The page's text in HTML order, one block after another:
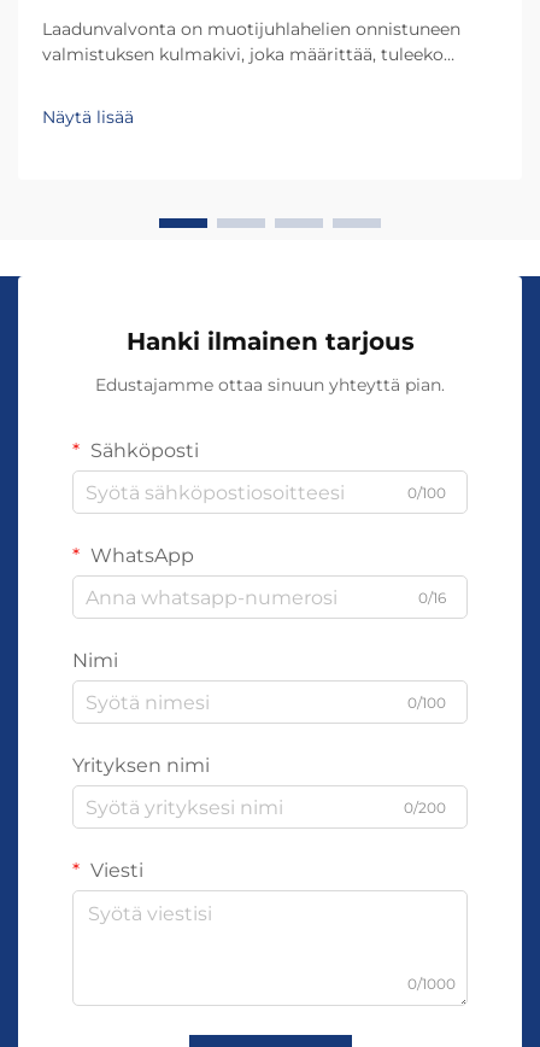
Laadunvalvonta on muotijuhlahelien onnistuneen
valmistuksen kulmakivi, joka määrittää, tuleeko
ostokseksi. Alalla, jossa kuluttajien odotukset
nousevat jatkuvasti yhdessä globaalien...
Näytä lisää
Hanki ilmainen tarjous
Edustajamme ottaa sinuun yhteyttä pian.
Sähköposti
0/100
WhatsApp
0/16
Nimi
0/100
Yrityksen nimi
0/200
Viesti
0/1000